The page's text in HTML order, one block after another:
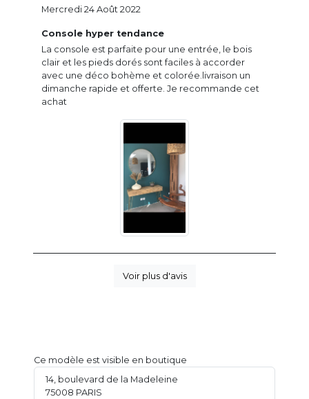
Console hyper tendance
La console est parfaite pour une entrée, le bois
clair et les pieds dorés sont faciles à accorder
avec une déco bohème et colorée.livraison un
dimanche rapide et offerte. Je recommande cet
achat
Mercredi 24 Août 2022
Voir plus d'avis
Ce modèle est visible en boutique
14, boulevard de la Madeleine
75008 PARIS